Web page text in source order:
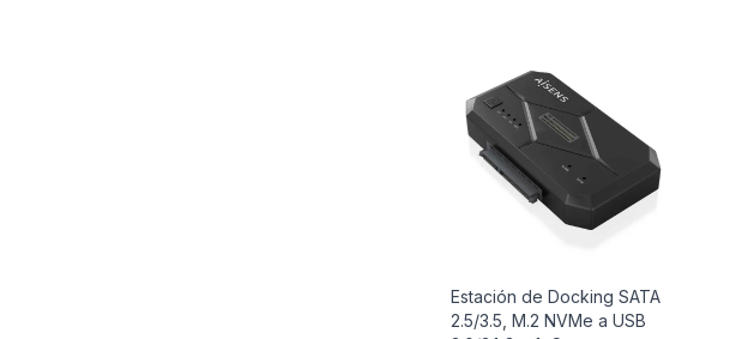
Estación de Docking SATA
2.5/3.5, M.2 NVMe a USB